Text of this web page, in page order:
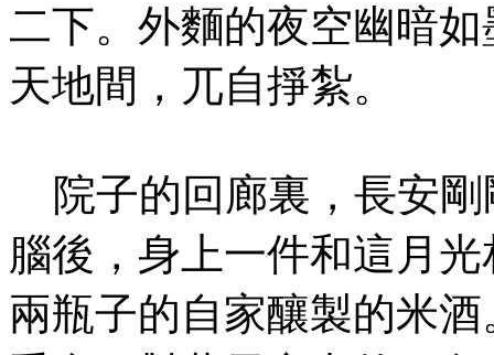
二下。外麵的夜空幽暗
天地間，兀自掙紮。
院子的回廊裏，長安剛
腦後，身上一件和這月
兩瓶子的自家釀製的米